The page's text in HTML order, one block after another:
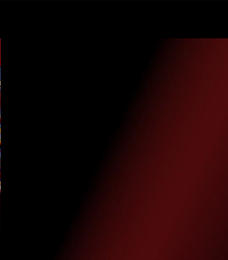
TrendAI™
Project Glasswing に参加
ロード・ミュトスを活用し、ソフトウェアの脆弱性の特定・対処を推